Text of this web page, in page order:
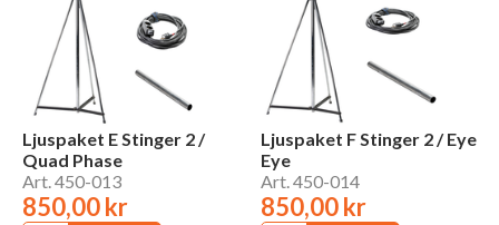
Ljuspaket E Stinger 2 /
Quad Phase
Art. 450-013
850,00 kr
Ljuspaket F Stinger 2 / Eye
Eye
Art. 450-014
850,00 kr